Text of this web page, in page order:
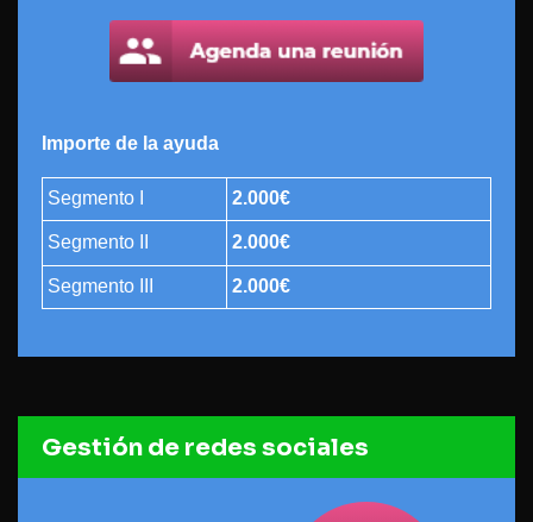
Importe de la ayuda
Segmento I 2.000€
Segmento II 2.000€
Segmento III 2.000€
Gestión de redes sociales